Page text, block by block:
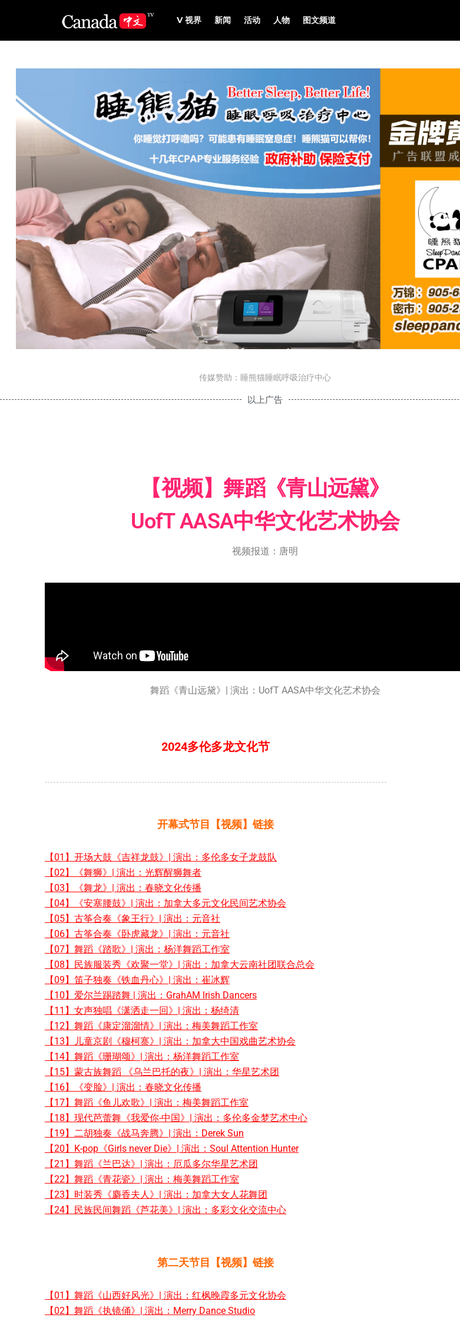
V 视界 新闻 活动 人物 图文频道
传媒赞助：睡熊猫睡眠呼吸治疗中心
以上广告
【视频】舞蹈《青山远黛》
UofT AASA中华文化艺术协会
视频报道：唐明
舞蹈《青山远黛》| 演出：UofT AASA中华文化艺术协会
2024多伦多龙文化节
开幕式节目【视频】链接
【01】开场大鼓《吉祥龙鼓》| 演出：多伦多女子龙鼓队
【02】《舞狮》| 演出：光辉醒狮舞者
【03】《舞龙》| 演出：春晓文化传播
【04】《安塞腰鼓》| 演出：加拿大多元文化民间艺术协会
【05】古筝合奏《象王行》| 演出：元音社
【06】古筝合奏《卧虎藏龙》| 演出：元音社
【07】舞蹈《踏歌》| 演出：杨洋舞蹈工作室
【08】民族服装秀《欢聚一堂》| 演出：加拿大云南社团联合总会
【09】笛子独奏《铁血丹心》| 演出：崔冰辉
【10】爱尔兰踢踏舞 | 演出：GrahAM lrish Dancers
【11】女声独唱《潇洒走一回》| 演出：杨绮清
【12】舞蹈《康定溜溜情》| 演出：梅美舞蹈工作室
【13】儿童京剧《穆柯寨》| 演出：加拿大中国戏曲艺术协会
【14】舞蹈《珊瑚颂》| 演出：杨洋舞蹈工作室
【15】蒙古族舞蹈 《乌兰巴托的夜》| 演出：华星艺术团
【16】《变脸》| 演出：春晓文化传播
【17】舞蹈《鱼儿欢歌》| 演出：梅美舞蹈工作室
【18】现代芭蕾舞《我爱你-中国》| 演出：多伦多金梦艺术中心
【19】二胡独奏《战马奔腾》| 演出：Derek Sun
【20】K-pop《Girls never Die》| 演出：Soul Attention Hunter
【21】舞蹈《兰巴达》| 演出：厄瓜多尔华星艺术团
【22】舞蹈《青花瓷》| 演出：梅美舞蹈工作室
【23】时装秀《麝香夫人》| 演出：加拿大女人花舞团
【24】民族民间舞蹈《芦花美》| 演出：多彩文化交流中心
第二天节目【视频】链接
【01】舞蹈《山西好风光》| 演出：红枫晚霞多元文化协会
【02】舞蹈《执镜俑》| 演出：Merry Dance Studio